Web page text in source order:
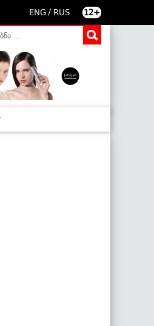
ENG / RUS 12+